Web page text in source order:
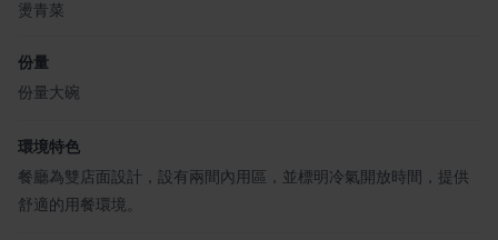
燙青菜
份量
份量大碗
環境特色
餐廳為雙店面設計，設有兩間內用區，並標明冷氣開放時間，提供
舒適的用餐環境。